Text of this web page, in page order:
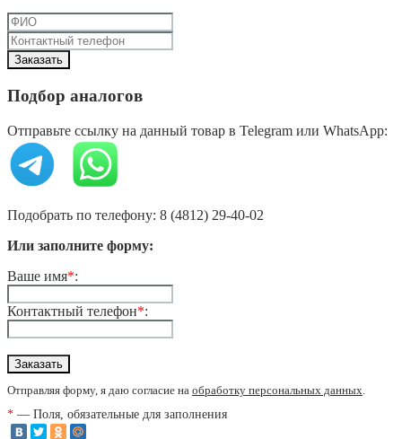
Подбор аналогов
Отправьте ссылку на данный товар в Telegram или WhatsApp:
Подобрать по телефону: 8 (4812) 29-40-02
Или заполните форму:
Ваше имя*:
Контактный телефон*:
Отправляя форму, я даю согласие на обработку персональных данных.
* — Поля, обязательные для заполнения